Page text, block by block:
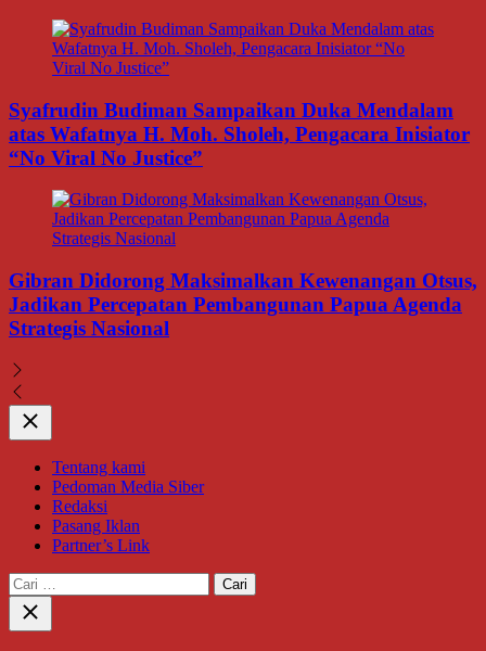
Syafrudin Budiman Sampaikan Duka Mendalam
atas Wafatnya H. Moh. Sholeh, Pengacara Inisiator
“No Viral No Justice”
Gibran Didorong Maksimalkan Kewenangan Otsus,
Jadikan Percepatan Pembangunan Papua Agenda
Strategis Nasional
Close
Tentang kami
Pedoman Media Siber
Redaksi
Pasang Iklan
Partner’s Link
Cari
untuk:
Close
search